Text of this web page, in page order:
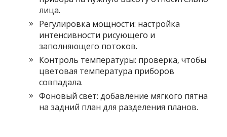
лица.
Регулировка мощности: настройка
интенсивности рисующего и
заполняющего потоков.
Контроль температуры: проверка‚ чтобы
цветовая температура приборов
совпадала.
Фоновый свет: добавление мягкого пятна
на задний план для разделения планов.